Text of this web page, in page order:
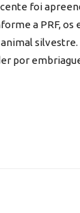
foi
a PRF,
silvestre.
por